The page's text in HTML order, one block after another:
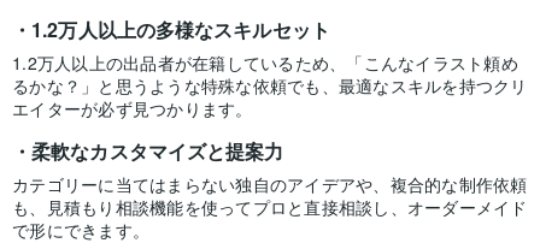
1.2万人以上の多様なスキルセット
1.2万人以上の出品者が在籍しているため、「こんなイラスト頼め
るかな？」と思うような特殊な依頼でも、最適なスキルを持つクリ
エイターが必ず見つかります。
柔軟なカスタマイズと提案力
カテゴリーに当てはまらない独自のアイデアや、複合的な制作依頼
も、見積もり相談機能を使ってプロと直接相談し、オーダーメイド
で形にできます。